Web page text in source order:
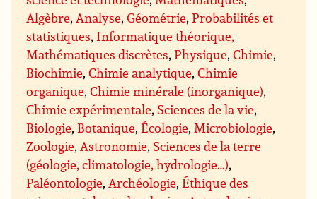
Algèbre, Analyse,Géométrie,Probabilités et
statistiques, Informatique théorique,
Mathématiques discrètes,Physique,Chimie,
Biochimie,Chimie analytique,Chimie
organique,Chimie minérale (inorganique),
Chimie expérimentale, Sciences de la vie,
Biologie, Botanique,Écologie, Microbiologie,
Zoologie, Astronomie, Sciences de la terre
(géologie, climatologie, hydrologie…),
Paléontologie, Archéologie,Éthique des